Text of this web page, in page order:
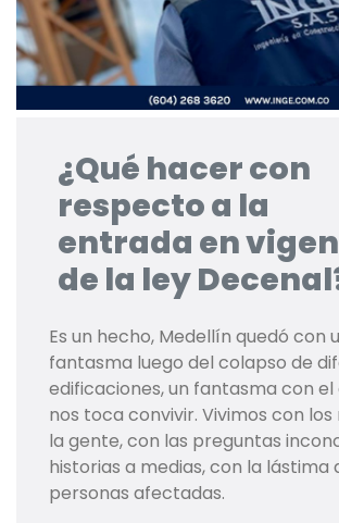
¿Qué hacer con
respecto a la
entrada en
de la ley
Es un hecho, Medellín quedó con
fantasma luego del colapso de
edificaciones, un fantasma con el
nos toca convivir. Vivimos con los
la gente, con las preguntas
historias a medias, con la lástima
personas afectadas.